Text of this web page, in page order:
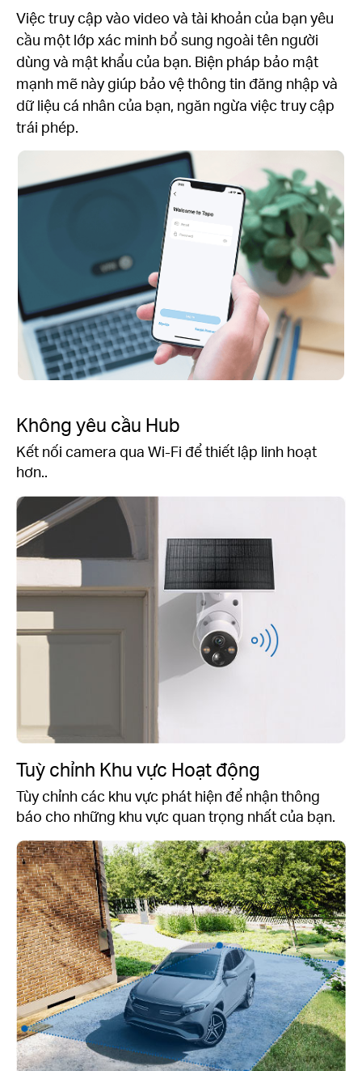
Việc truy cập vào video và tài khoản của bạn yêu
cầu một lớp xác minh bổ sung ngoài tên người
dùng và mật khẩu của bạn. Biện pháp bảo mật
mạnh mẽ này giúp bảo vệ thông tin đăng nhập và
dữ liệu cá nhân của bạn, ngăn ngừa việc truy cập
trái phép.
Không yêu cầu Hub
Kết nối camera qua Wi-Fi để thiết lập linh hoạt
hơn..
Tuỳ chỉnh Khu vực Hoạt động
Tùy chỉnh các khu vực phát hiện để nhận thông
báo cho những khu vực quan trọng nhất của bạn.